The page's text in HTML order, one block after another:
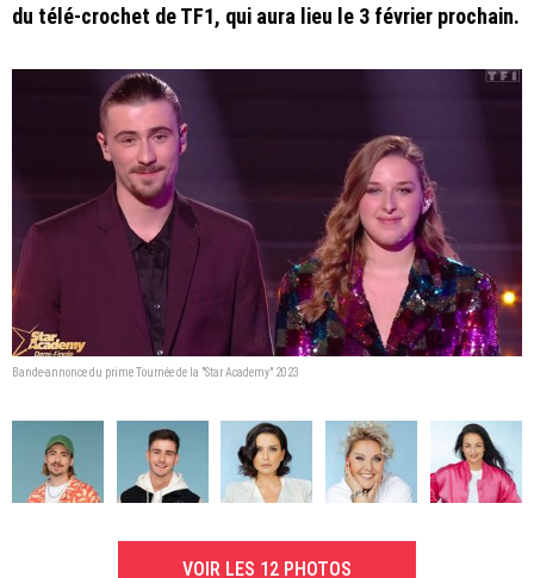
du télé-crochet de TF1, qui aura lieu le 3 février prochain.
Bande-annonce du prime Tournée de la "Star Academy" 2023
VOIR LES 12 PHOTOS